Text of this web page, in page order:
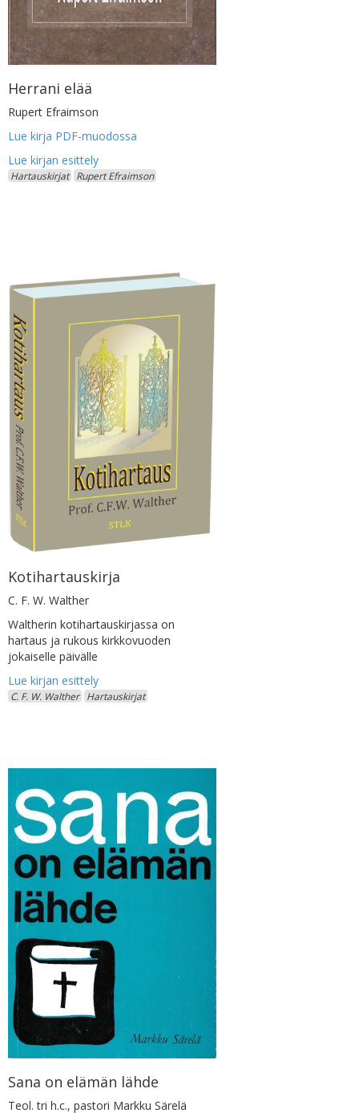
Herrani elää
Rupert Efraimson
Lue kirja PDF-muodossa
Hartauskirjat Rupert Efraimson
Kotihartauskirja
C. F. W. Walther
Waltherin kotihartauskirjassa on
hartaus ja rukous kirkkovuoden
jokaiselle päivälle
C. F. W. Walther Hartauskirjat
Sana on elämän lähde
Teol. tri h.c., pastori Markku Särelä